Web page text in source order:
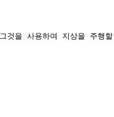
것을 사용하여 지상을 주행